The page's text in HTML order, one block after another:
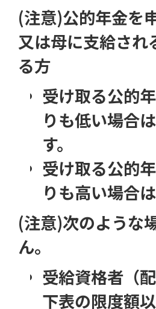
(注意)公的年金を
又は母に支給され
る方
受け取る公的
りも低い場合
す。
受け取る公的
りも高い場合
(注意)次のような
ん。
受給資格者（
下表の限度額